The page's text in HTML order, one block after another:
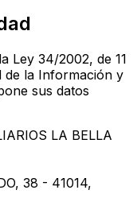
Ley 34/2002, de 11
de la Información y
sus datos
LA BELLA
38 - 41014,